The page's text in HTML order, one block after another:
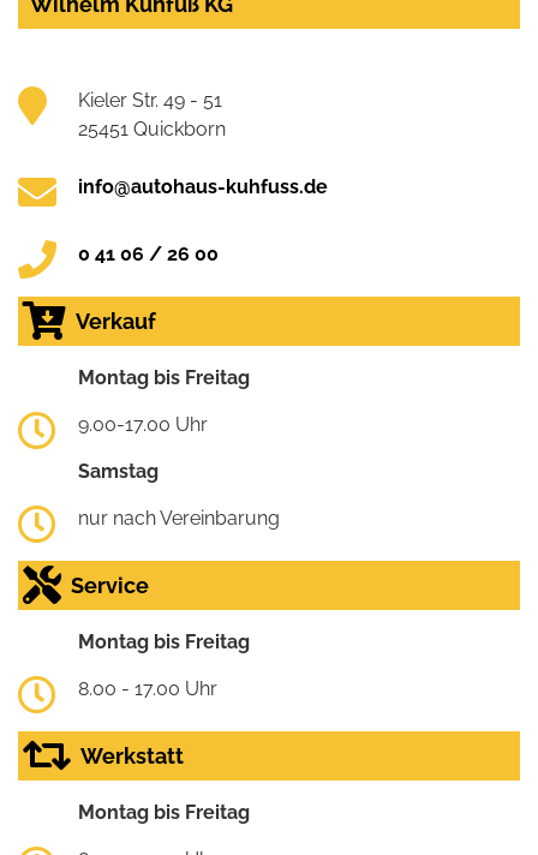
Kieler Str. 49 - 51
25451 Quickborn
info@autohaus-kuhfuss.de
0 41 06 / 26 00
Verkauf
Montag bis Freitag
9.00-17.00 Uhr
Samstag
nur nach Vereinbarung
Service
Montag bis Freitag
8.00 - 17.00 Uhr
Werkstatt
Montag bis Freitag